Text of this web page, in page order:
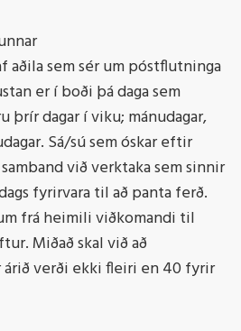
aðila sem sér um póstflutninga
er í boði þá daga sem
þrír dagar í viku; mánudagar,
Sá/sú sem óskar eftir
við verktaka sem sinnir
fyrirvara til að panta ferð.
frá heimili viðkomandi til
Miðað skal við að
verði ekki fleiri en 40 fyrir